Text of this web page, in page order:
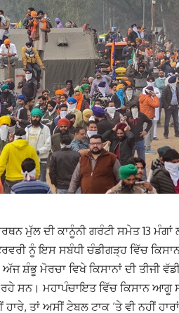
ਮੁੱਲ ਦੀ ਕਾਨੂੰਨੀ ਗਰੰਟੀ ਸਮੇਤ 13
ਨੂੰ ਇਸ ਸਬੰਧੀ ਚੰਡੀਗੜ੍ਹ ਵਿੱਚ
ਸ਼ੰਭੂ ਮੋਰਚਾ ਵਿਖੇ ਕਿਸਾਨਾਂ ਦੀ ਤੀਜੀ
ਸਨ। ਮਹਾਪੰਚਾਇਤ ਵਿੱਚ ਕਿਸਾਨ ਆਗੂ
ਹਾਰੇ, ਤਾਂ ਅਸੀਂ ਟੇਬਲ ਟਾਕ ‘ਤੇ ਵੀ ਨਹੀਂ